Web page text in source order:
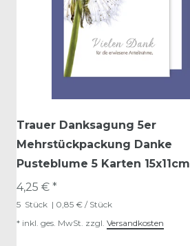
Trauer Danksagung 5er
Mehrstückpackung Danke
Pusteblume 5 Karten 15x11cm
4,25 € *
5 Stück | 0,85 € / Stück
* inkl. ges. MwSt. zzgl. Versandkosten